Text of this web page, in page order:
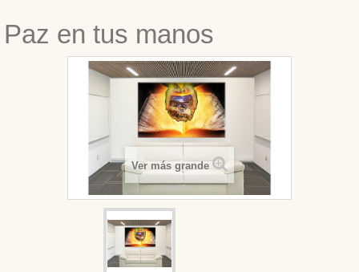
Paz en tus manos
Ver más grande